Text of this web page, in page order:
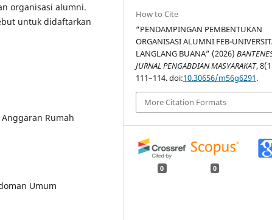
organisasi alumni.
untuk didaftarkan
Rumah
Umum
How to Cite
“PENDAMPINGAN PEMBENTUKAN
ORGANISASI ALUMNI FEB-
LANGLANG BUANA” (2026)
JURNAL PENGABDIAN MASYARAKAT,
111–114. doi:10.30656/m56g6291.
More Citation Formats
0 0